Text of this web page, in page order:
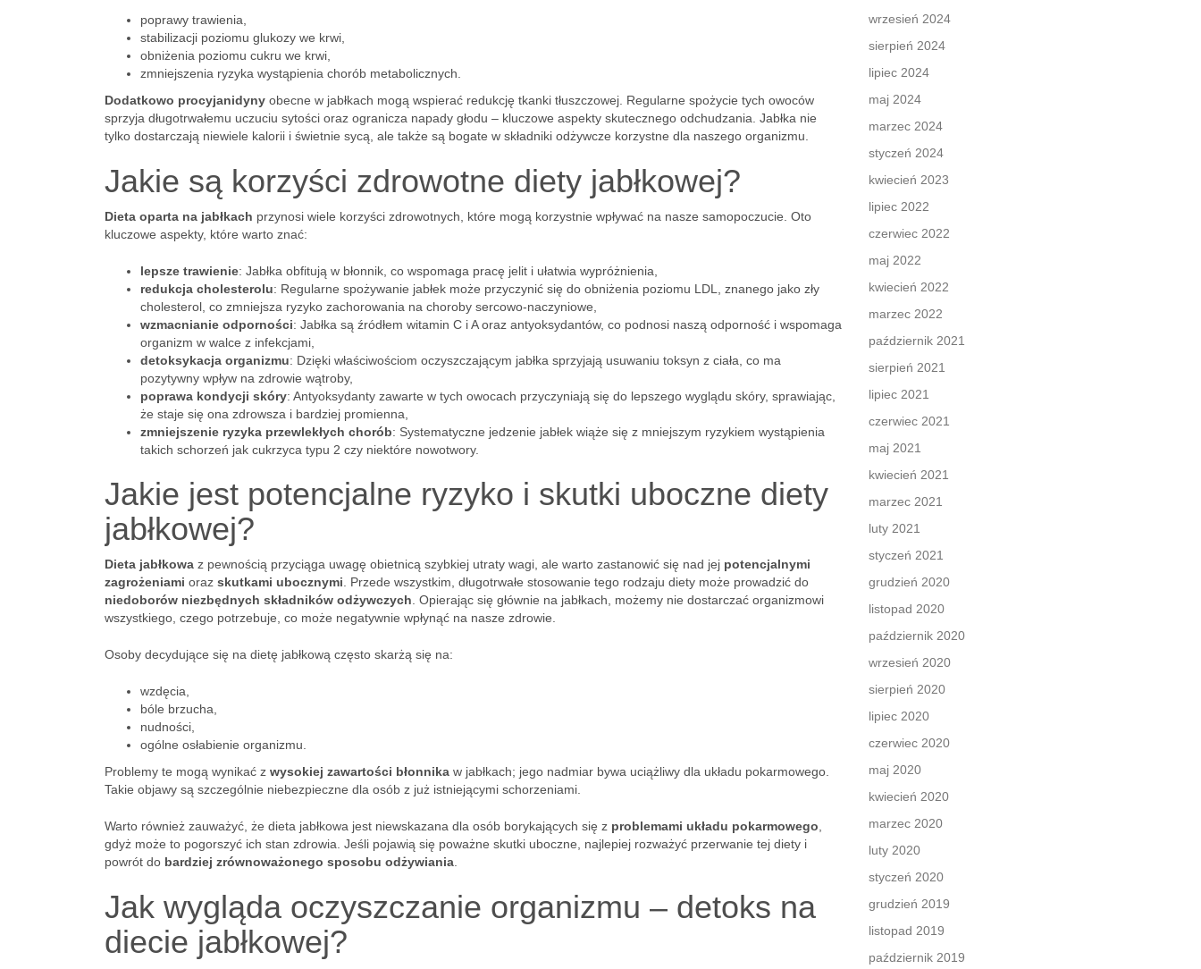
poprawy trawienia,
stabilizacji poziomu glukozy we krwi,
obniżenia poziomu cukru we krwi,
zmniejszenia ryzyka wystąpienia chorób metabolicznych.
Dodatkowo procyjanidyny obecne w jabłkach mogą wspierać redukcję tkanki tłuszczowej. Regularne spożycie tych owoców
sprzyja długotrwałemu uczuciu sytości oraz ogranicza napady głodu – kluczowe aspekty skutecznego odchudzania. Jabłka nie
tylko dostarczają niewiele kalorii i świetnie sycą, ale także są bogate w składniki odżywcze korzystne dla naszego organizmu.
Jakie są korzyści zdrowotne diety jabłkowej?
Dieta oparta na jabłkach przynosi wiele korzyści zdrowotnych, które mogą korzystnie wpływać na nasze samopoczucie. Oto
kluczowe aspekty, które warto znać:
lepsze trawienie: Jabłka obfitują w błonnik, co wspomaga pracę jelit i ułatwia wypróżnienia,
redukcja cholesterolu: Regularne spożywanie jabłek może przyczynić się do obniżenia poziomu LDL, znanego jako zły
cholesterol, co zmniejsza ryzyko zachorowania na choroby sercowo-naczyniowe,
wzmacnianie odporności: Jabłka są źródłem witamin C i A oraz antyoksydantów, co podnosi naszą odporność i wspomaga
organizm w walce z infekcjami,
detoksykacja organizmu: Dzięki właściwościom oczyszczającym jabłka sprzyjają usuwaniu toksyn z ciała, co ma
pozytywny wpływ na zdrowie wątroby,
poprawa kondycji skóry: Antyoksydanty zawarte w tych owocach przyczyniają się do lepszego wyglądu skóry, sprawiając,
że staje się ona zdrowsza i bardziej promienna,
zmniejszenie ryzyka przewlekłych chorób: Systematyczne jedzenie jabłek wiąże się z mniejszym ryzykiem wystąpienia
takich schorzeń jak cukrzyca typu 2 czy niektóre nowotwory.
Jakie jest potencjalne ryzyko i skutki uboczne diety
jabłkowej?
Dieta jabłkowa z pewnością przyciąga uwagę obietnicą szybkiej utraty wagi, ale warto zastanowić się nad jej potencjalnymi
zagrożeniami oraz skutkami ubocznymi . Przede wszystkim, długotrwałe stosowanie tego rodzaju diety może prowadzić do
niedoborów niezbędnych składników odżywczych . Opierając się głównie na jabłkach, możemy nie dostarczać organizmowi
wszystkiego, czego potrzebuje, co może negatywnie wpłynąć na nasze zdrowie.
Osoby decydujące się na dietę jabłkową często skarżą się na:
wzdęcia,
bóle brzucha,
nudności,
ogólne osłabienie organizmu.
Problemy te mogą wynikać z wysokiej zawartości błonnika w jabłkach; jego nadmiar bywa uciążliwy dla układu pokarmowego.
Takie objawy są szczególnie niebezpieczne dla osób z już istniejącymi schorzeniami.
Warto również zauważyć, że dieta jabłkowa jest niewskazana dla osób borykających się z problemami układu pokarmowego
gdyż może to pogorszyć ich stan zdrowia. Jeśli pojawią się poważne skutki uboczne, najlepiej rozważyć przerwanie tej diety i
powrót do bardziej zrównoważonego sposobu odżywiania
Jak wygląda oczyszczanie organizmu – detoks na
diecie jabłkowej?
wrzesień 2024
sierpień 2024
lipiec 2024
maj 2024
marzec 2024
styczeń 2024
kwiecień 2023
lipiec 2022
czerwiec 2022
maj 2022
kwiecień 2022
marzec 2022
październik 2021
sierpień 2021
lipiec 2021
czerwiec 2021
maj 2021
kwiecień 2021
marzec 2021
luty 2021
styczeń 2021
grudzień 2020
listopad 2020
październik 2020
wrzesień 2020
sierpień 2020
lipiec 2020
czerwiec 2020
maj 2020
kwiecień 2020
marzec 2020
luty 2020
styczeń 2020
grudzień 2019
listopad 2019
październik 2019